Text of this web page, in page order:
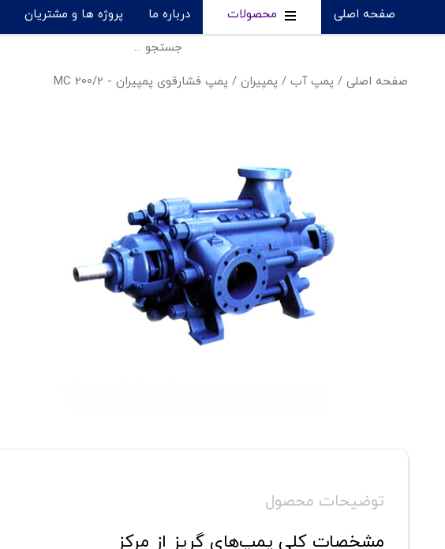
صفحه اصلی محصولات درباره ما پروژه ها و مشتریان
صفحه اصلی / پمپ آب / پمپیران / پمپ فشارقوی پمپیران - MC 200/2
توضیحات محصول
مشخصات کلی پمپ‌های گریز از مرکز